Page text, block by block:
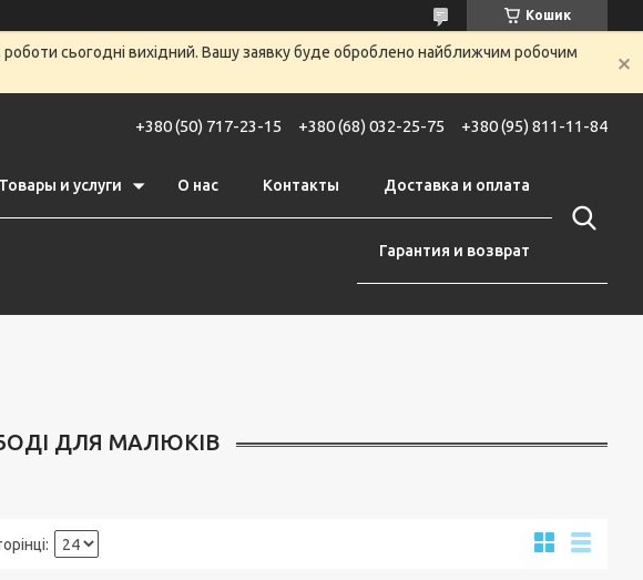
Кошик
сьогодні вихідний. Вашу заявку буде оброблено найближчим робочим
+380 (50) 717-23-15 +380 (68) 032-25-75 +380 (95) 811-11-84
Товары и услуги О нас Контакты Доставка и оплата
Гарантия и возврат
ДЛЯ МАЛЮКІВ